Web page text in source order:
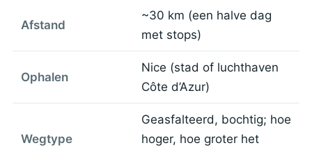
Afstand
~30 km (een halve dag
met stops)
Ophalen
Nice (stad of luchthaven
Côte d’Azur)
Wegtype
Geasfalteerd, bochtig; hoe
hoger, hoe groter het